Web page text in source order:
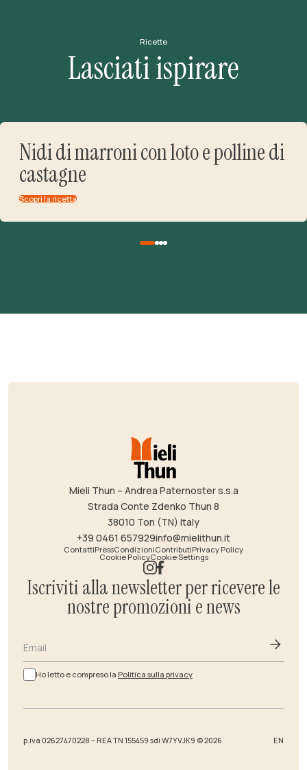
Ricette
Lasciati ispirare
Nidi di marroni con loto e polline di
castagne
Scopri la ricetta
Mieli Thun – Andrea Paternoster s.s.a
Strada Conte Zdenko Thun 8
38010 Ton (TN) Italy
+39 0461 657929info@mielithun.it
ContattiPressCondizioniContributiPrivacy Policy
Cookie PolicyCookie Settings
Iscriviti alla newsletter per ricevere le
nostre promozioni e news
Email
Ho letto e compreso la Politica sulla privacy
p.iva 02627470228 – REA TN 155459 sdi W7YVJK9 © 2026 EN